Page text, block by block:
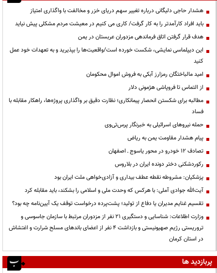
هشدار حاجی دلیگانی درباره تغییر سهم دریای خزر و مخالفت با واگذاری امتیاز
باید افراد کارآمدتر را به کار گرفت/ کاری می کنیم در معیشت مردم مشکلی پیش نیاید
هدف قرار گرفتن اتاق‌ فرماندهی مزدوران عربستان در یمن
این دیپلماسی نمایشی، شکست خورده است/واقعیت‌ها را بپذیرید و به تعهدات خود عمل
کنید
امید مالباختگان رمزارز آبکی به فروش اموال محکومان
از التماس تا فروپاشی هژمونی دلار
مطالبه برای شکستن انحصار پیمانکاری؛ نظارت دقیق بر واگذاری پروژه‌ها، راهکار مقابله با
فساد
حمله نیروهای اسرائیلی به خبرنگار پرس‌تی‌وی
پیام هشدار مقاومت یمن به ریاض
تصادف ۱۲ خودرو در محور یاسوج ـ اصفهان
رکوردشکنی دختر دونده ایران در بلاروس
پزشکیان: مشروطه نقطه عطف بیداری و آزادی‌خواهی ملت ایران بود
آیت‌الله جوادی آملی: با هرکس که وحدت ملی و اسلامی را بشکند، باید مقابله کرد
تقسیم غنایم مدیران یا دفاع از تولید؛ پشت‌پرده درخواست توقف یک آیین‌نامه چه بود؟
وزارت اطلاعات: شناسایی و دستگیری ۲۱ نفر از مزدوران مرتبط با سازمان جاسوسی و
تروریستی رژیم صهیونیستی و بازداشت ۴ نفر از اعضای باندهای مسلح شرارت و اغتشاش
در استان کرمان
پربازدید ها